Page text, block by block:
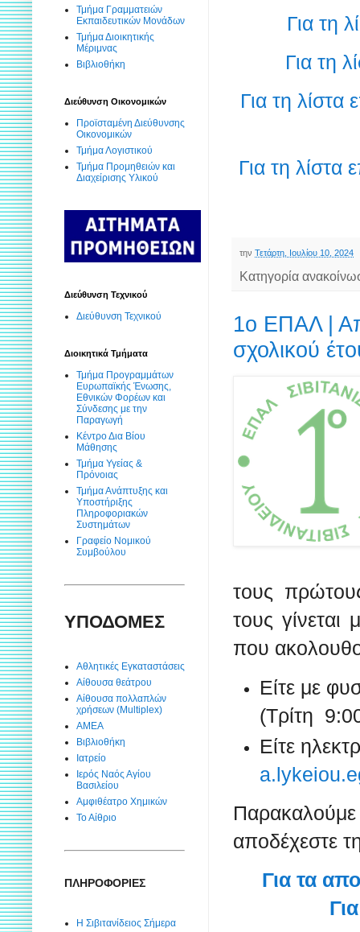
Για τη
Για τη
Για τη λίστα
Για τη λίστα
την Τετάρτη, Ιουλίου 10, 2024
Κατηγορία
1ο ΕΠΑΛ |
σχολικού
τους
τους
που
Είτε με
(Τρίτη
Είτε
αποδέχεστε
Για τα
Τμήμα Γραμματειών
Εκπαιδευτικών Μονάδων
Τμήμα Διοικητικής
Μέριμνας
Βιβλιοθήκη
Διεύθυνση Οικονομικών
Προϊσταμένη Διεύθυνσης
Οικονομικών
Τμήμα Λογιστικού
Τμήμα Προμηθειών και
Διαχείρισης Υλικού
Διεύθυνση Τεχνικού
Διεύθυνση Τεχνικού
Διοικητικά Τμήματα
Τμήμα Προγραμμάτων
Ευρωπαϊκής Ένωσης,
Εθνικών Φορέων και
Σύνδεσης με την
Παραγωγή
Κέντρο Δια Βίου
Μάθησης
Τμήμα Υγείας &
Πρόνοιας
Τμήμα Ανάπτυξης και
Υποστήριξης
Πληροφοριακών
Συστημάτων
Γραφείο Νομικού
Συμβούλου
ΥΠΟΔΟΜΕΣ
Αθλητικές Εγκαταστάσεις
Αίθουσα θεάτρου
Αίθουσα πολλαπλών
χρήσεων (Multiplex)
ΑΜΕΑ
Βιβλιοθήκη
Ιατρείο
Ιερός Ναός Αγίου
Βασιλείου
Αμφιθέατρο Χημικών
Το Αίθριο
ΠΛΗΡΟΦΟΡΙΕΣ
Η Σιβιτανίδειος Σήμερα